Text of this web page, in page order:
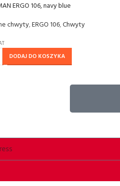
ERGO 106, navy blue
chwyty,ERGO 106,Chwyty
DODAJ DO KOSZYKA